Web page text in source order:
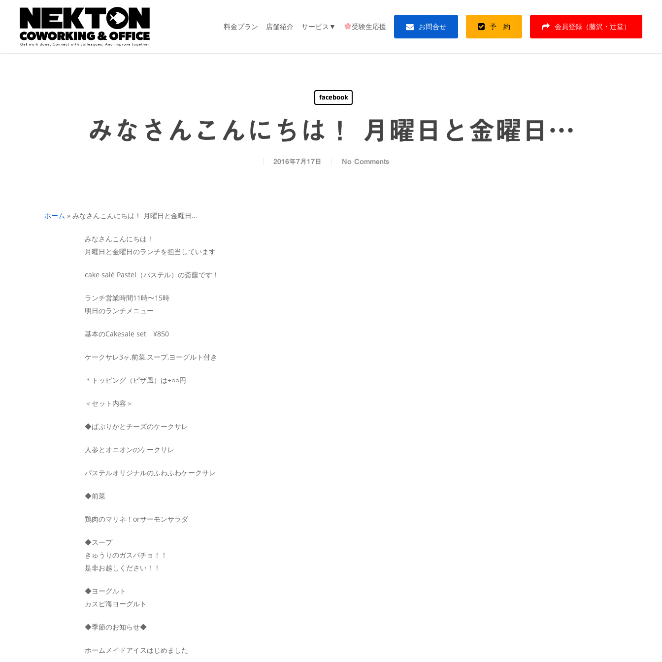
content
料金プラン 店舗紹介 サービス▼ 受験生応援 お問合せ 予 約 会員登録（藤沢・辻堂）
facebook
みなさんこんにちは！ 月曜日と金曜日…
2016年7月17日 No Comments
ホーム » みなさんこんにちは！ 月曜日と金曜日…
みなさんこんにちは！
月曜日と金曜日のランチを担当しています
cake salé Pastel（パステル）の斎藤です！
ランチ営業時間11時〜15時
明日のランチメニュー
基本のCakesale set ¥850
ケークサレ3ヶ,前菜,スープ,ヨーグルト付き
＊トッピング（ピザ風）は+○○円
＜セット内容＞
◆ぱぷりかとチーズのケークサレ
人参とオニオンのケークサレ
パステルオリジナルのふわふわケークサレ
◆前菜
鶏肉のマリネ！orサーモンサラダ
◆スープ
きゅうりのガスパチョ！！
是非お越しください！！
◆ヨーグルト
カスピ海ヨーグルト
◆季節のお知らせ◆
ホームメイドアイスはじめました